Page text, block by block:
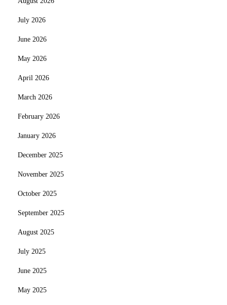
July 2026
June 2026
May 2026
April 2026
March 2026
February 2026
January 2026
December 2025
November 2025
October 2025
September 2025
August 2025
July 2025
June 2025
May 2025